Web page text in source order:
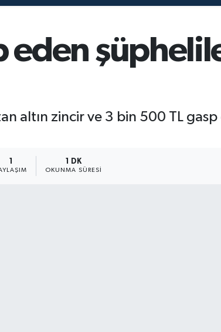
eden
altın zincir ve 3 bin 500 TL
1 DK
OKUNMA SÜRESI